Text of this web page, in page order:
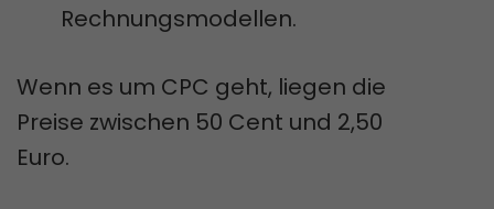
Rechnungsmodellen.
Wenn es um CPC geht, liegen die
Preise zwischen 50 Cent und 2,50
Euro.